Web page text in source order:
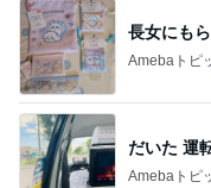
長女にも
Amebaトピ
だいた 運
Amebaトピ